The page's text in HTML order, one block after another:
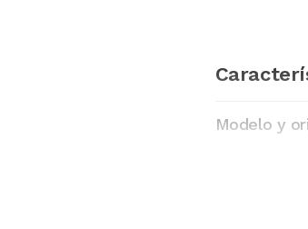
Modelo y